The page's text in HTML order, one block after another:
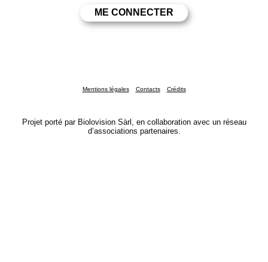
Mentions légales Contacts Crédits
Projet porté par Biolovision Sàrl, en collaboration avec un réseau
d’associations partenaires.